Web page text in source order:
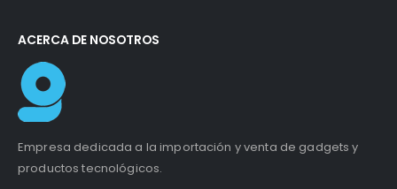
ACERCA DE NOSOTROS
Empresa dedicada a la importación y venta de gadgets y
productos tecnológicos.